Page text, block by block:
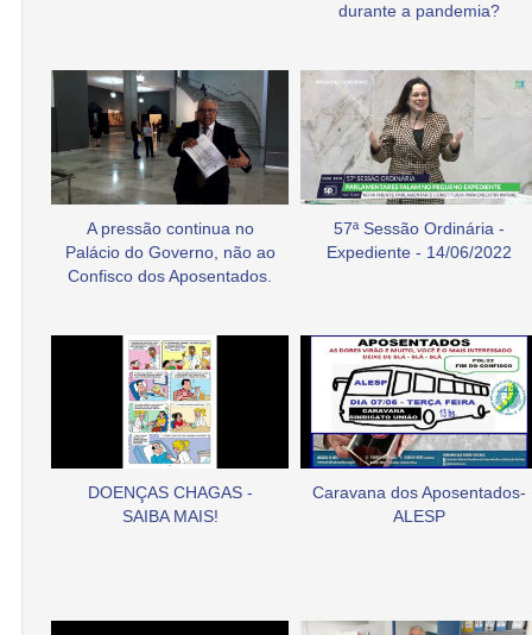
durante a pandemia?
A pressão continua no
Palácio do Governo, não ao
Confisco dos Aposentados.
57ª Sessão Ordinária -
Expediente - 14/06/2022
DOENÇAS CHAGAS -
SAIBA MAIS!
Caravana dos Aposentados-
ALESP